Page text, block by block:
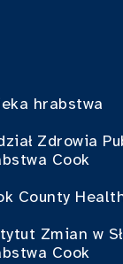
hrabstwa
Zdrowia
Cook
County
Zmian w
Cook